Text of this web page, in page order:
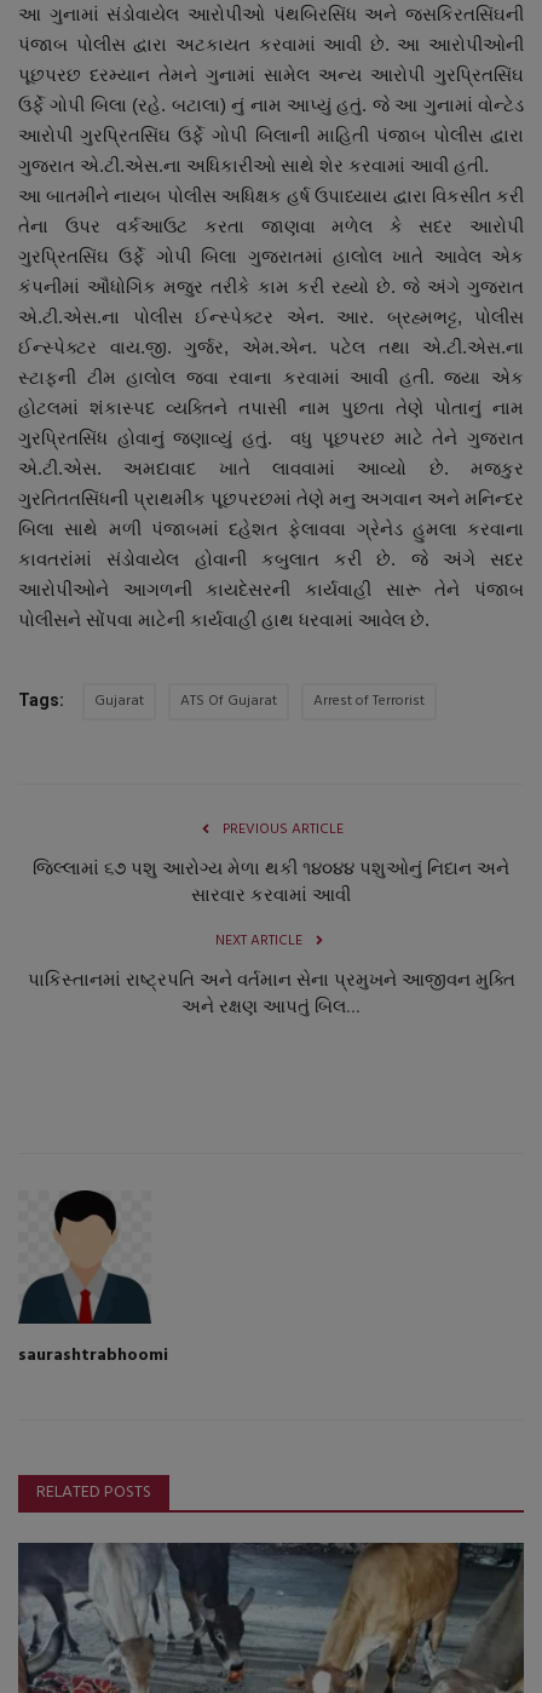
આ ગુનામાં સંડોવાયેલ આરોપીઓ પંથબિરસિંધ અને જસકિરતસિંઘની
પંજાબ પોલીસ દ્વારા અટકાયત કરવામાં આવી છે. આ આરોપીઓની
પૂછપરછ દરમ્યાન તેમને ગુનામાં સામેલ અન્ય આરોપી ગુરપ્રિતસિંઘ
ઉર્ફે ગોપી બિલા (રહે. બટાલા) નું નામ આપ્યું હતું. જે આ ગુનામાં વોન્ટેડ
આરોપી ગુરપ્રિતસિંઘ ઉર્ફે ગોપી બિલાની માહિતી પંજાબ પોલીસ દ્વારા
ગુજરાત એ.ટી.એસ.ના અધિકારીઓ સાથે શેર કરવામાં આવી હતી.
આ બાતમીને નાયબ પોલીસ અધિક્ષક હર્ષ ઉપાધ્યાય દ્વારા વિકસીત કરી
તેના ઉપર વર્કઆઉટ કરતા જાણવા મળેલ કે સદર આરોપી
ગુરપ્રિતસિંઘ ઉર્ફે ગોપી બિલા ગુજરાતમાં હાલોલ ખાતે આવેલ એક
કંપનીમાં ઔધોગિક મજુર તરીકે કામ કરી રહ્યો છે. જે અંગે ગુજરાત
એ.ટી.એસ.ના પોલીસ ઈન્સ્પેક્ટર એન. આર. બ્રહ્મભટ્ટ, પોલીસ
ઈન્સ્પેક્ટર વાય.જી. ગુર્જર, એમ.એન. પટેલ તથા એ.ટી.એસ.ના
સ્ટાફની ટીમ હાલોલ જવા રવાના કરવામાં આવી હતી. જ્યા એક
હોટલમાં શંકાસ્પદ વ્યક્તિને તપાસી નામ પુછતા તેણે પોતાનું નામ
ગુરપ્રિતસિંધ હોવાનું જણાવ્યું હતું. વધુ પૂછપરછ માટે તેને ગુજરાત
એ.ટી.એસ. અમદાવાદ ખાતે લાવવામાં આવ્યો છે. મજકુર
ગુરતિતતસિંધની પ્રાથમીક પૂછપરછમાં તેણે મનુ અગવાન અને મનિન્દર
બિલા સાથે મળી પંજાબમાં દહેશત ફેલાવવા ગ્રેનેડ હુમલા કરવાના
કાવતરાંમાં સંડોવાયેલ હોવાની કબુલાત કરી છે. જે અંગે સદર
આરોપીઓને આગળની કાયદેસરની કાર્યવાહી સારૂ તેને પંજાબ
પોલીસને સોંપવા માટેની કાર્યવાહી હાથ ધરવામાં આવેલ છે.
Tags: Gujarat ATS Of Gujarat Arrest of Terrorist
PREVIOUS ARTICLE
જિલ્લામાં ૬૭ પશુ આરોગ્ય મેળા થકી ૧૪૦૪૪ પશુઓનું નિદાન અને
સારવાર કરવામાં આવી
NEXT ARTICLE
પાકિસ્તાનમાં રાષ્ટ્રપતિ અને વર્તમાન સેના પ્રમુખને આજીવન મુક્તિ
અને રક્ષણ આપતું બિલ...
saurashtrabhoomi
RELATED POSTS